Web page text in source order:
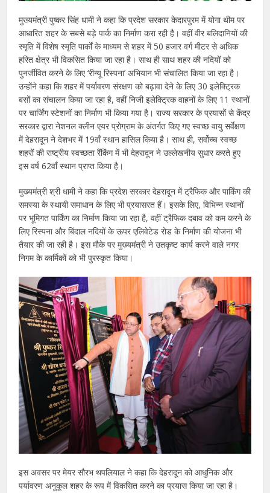
मुख्यमंत्री पुष्कर सिंह धामी ने कहा कि प्रदेश सरकार केदारपुरम में योगा थीम पर
आधारित शहर के सबसे बड़े पार्क का निर्माण करा रही है। वहीं वीर बलिदानियों की
स्मृति में विशेष स्मृति पार्कों के माध्यम से शहर में 50 हजार वर्ग मीटर से अधिक
हरित क्षेत्र भी विकसित किया जा रहा है। साथ ही साथ शहर की नदियों को
पुनर्जीवित करने के लिए ‘रीन्यू रिस्पना’ अभियान भी संचालित किया जा रहा है।
उन्होंने कहा कि शहर में पर्यावरण संरक्षण को बढ़ावा देने के लिए 30 इलेक्ट्रिक
बसों का संचालन किया जा रहा है, वहीं निजी इलेक्ट्रिक वाहनों के लिए 11 स्थानों
पर चार्जिंग स्टेशनों का निर्माण भी किया गया है। राज्य सरकार के प्रयासों से केंद्र
सरकार द्वारा नेशनल क्लीन एयर प्रोग्राम के अंतर्गत किए गए स्वच्छ वायु सर्वेक्षण
में देहरादून ने देशभर में 19वाँ स्थान हासिल किया है। साथ ही, सर्वोच्च स्वच्छ
शहरों की राष्ट्रीय स्वच्छता रैंकिंग में भी देहरादून ने उल्लेखनीय सुधार करते हुए
इस वर्ष 62वाँ स्थान प्राप्त किया है।
मुख्यमंत्री श्री धामी ने कहा कि प्रदेश सरकार देहरादून में ट्रैफिक और पार्किंग की
समस्या के स्थायी समाधान के लिए भी प्रयासरत हैं। इसके लिए, विभिन्न स्थानों
पर भूमिगत पार्किंग का निर्माण किया जा रहा है, वहीं ट्रैफिक दबाव को कम करने के
लिए रिस्पना और बिंदाल नदियों के ऊपर एलिवेटेड रोड के निर्माण की योजना भी
तैयार की जा रही है। इस मौके पर मुख्यमंत्री ने उतकृष्ट कार्य करने वाले नगर
निगम के कार्मिकों को भी पुरस्कृत किया।
इस अवसर पर मेयर सौरभ थपलियाल ने कहा कि देहरादून को आधुनिक और
पर्यावरण अनुकूल शहर के रूप में विकसित करने का प्रयास किया जा रहा है।